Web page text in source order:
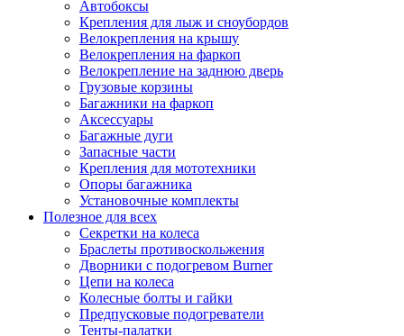
Автобоксы
Крепления для лыж и сноубордов
Велокрепления на крышу
Велокрепления на фаркоп
Велокрепление на заднюю дверь
Грузовые корзины
Багажники на фаркоп
Аксессуары
Багажные дуги
Запасные части
Крепления для мототехники
Опоры багажника
Установочные комплекты
Полезное для всех
Секретки на колеса
Браслеты противоскольжения
Дворники с подогревом Burner
Цепи на колеса
Колесные болты и гайки
Предпусковые подогреватели
Тенты-палатки